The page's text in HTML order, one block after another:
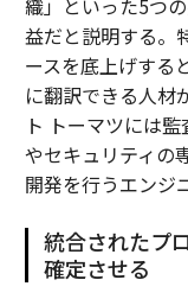
益だと説明する。
ースを底上げする
に翻訳できる人材
ト トーマツには
やセキュリティの
開発を行うエンジ
統合されたプ
確定させる